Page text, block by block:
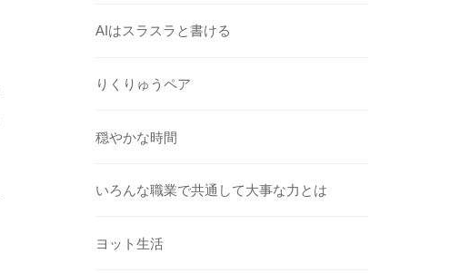
AIはスラスラと書ける
りくりゅうペア
穏やかな時間
いろんな職業で共通して大事な力とは
ヨット生活